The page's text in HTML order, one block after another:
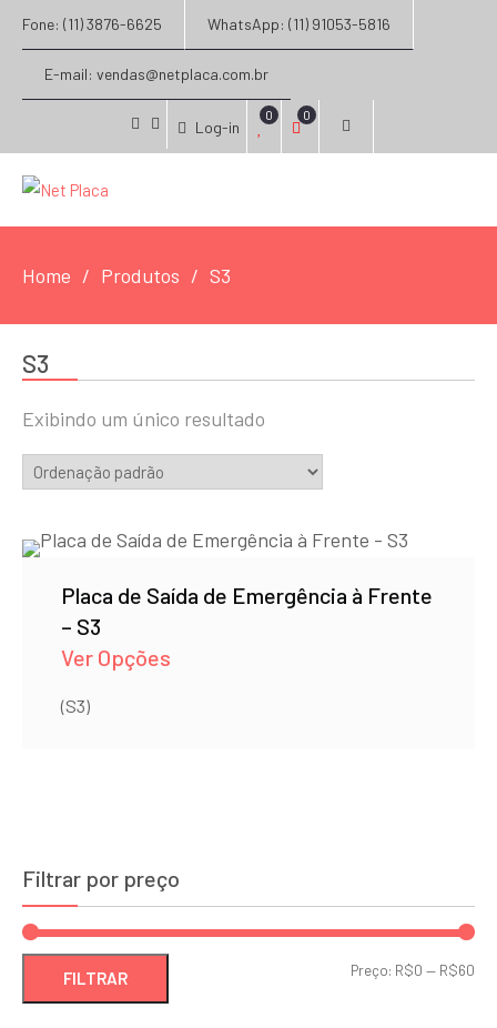
Fone: (11) 3876-6625 WhatsApp: (11) 91053-5816
E-mail: vendas@netplaca.com.br
facebook
instagram
Log-in
0 0
Home Produtos S3
S3
Exibindo um único resultado
Placa de Saída de Emergência à Frente
– S3
Ver Opções
(S3)
Filtrar por preço
FILTRAR Preço: R$0 — R$60